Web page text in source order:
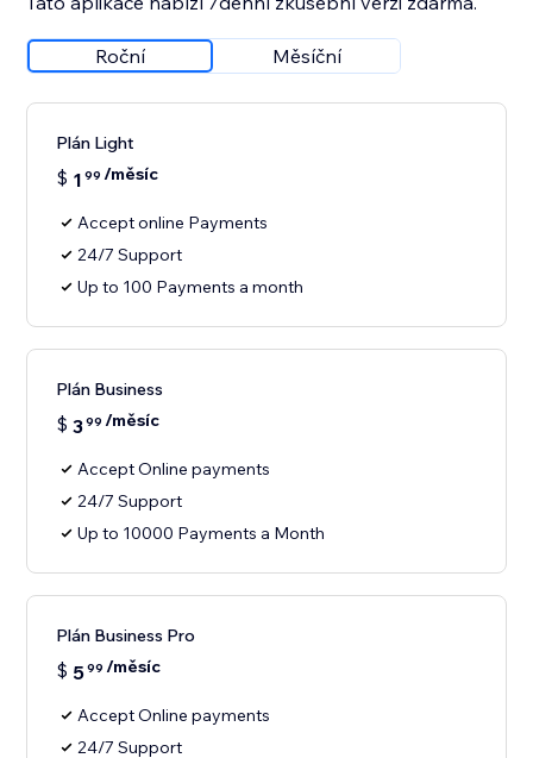
Roční Měsíční
Plán Light
$ 1 99 /měsíc
Accept online Payments
24/7 Support
Up to 100 Payments a month
Plán Business
$ 399 /měsíc
Accept Online payments
24/7 Support
Up to 10000 Payments a Month
Plán Business Pro
$ 599 /měsíc
Accept Online payments
24/7 Support